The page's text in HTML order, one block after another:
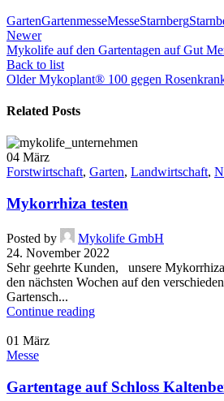
GartenGartenmesseMesseStarnberg
Newer
Mykolife auf den Gartentagen auf Gut
Back to list
Older Mykoplant® 100 gegen
Related Posts
04 März
Forstwirtschaft, Garten, Landwirtschaft,
Mykorrhiza testen
Posted by
Mykolife GmbH
24. November 2022
Sehr geehrte Kunden, unsere
den nächsten Wochen auf den
Gartensch...
Continue reading
01 März
Messe
Gartentage auf Schloss